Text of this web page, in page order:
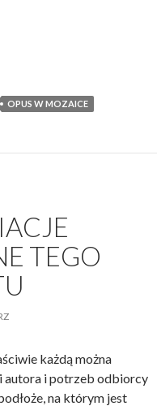
OPUS W MOZAICE
TEGO
każdą można
autora i potrzeb odbiorcy
na którym jest